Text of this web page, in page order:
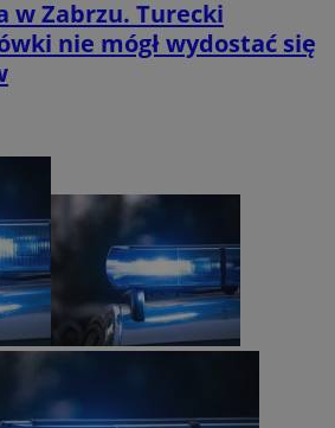
w Zabrzu. Turecki
nie mógł wydostać się